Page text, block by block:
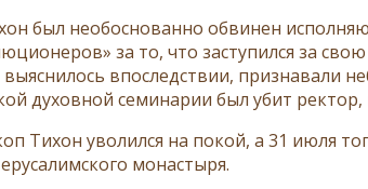
был необоснованно обвинен
за то, что заступился за
впоследствии, признавали
духовной семинарии был убит
Тихон уволился на покой, а 31 июля
монастыря.